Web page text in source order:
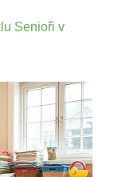
Senioři v